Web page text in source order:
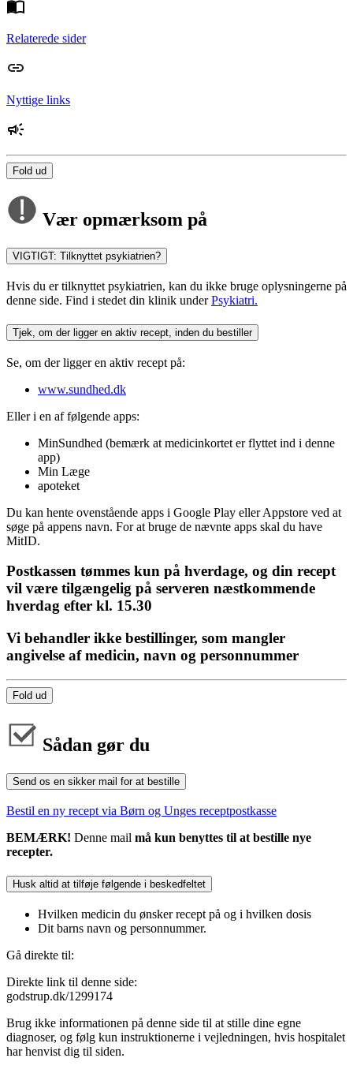
Relaterede sider
Nyttige links
Fold ud
Vær opmærksom på
VIGTIGT: Tilknyttet psykiatrien?
Hvis du er tilknyttet psykiatrien, kan du ikke bruge oplysningerne på
denne side. Find i stedet din klinik underPsykiatri.
Tjek, om der ligger en aktiv recept, inden du bestiller
Se, om der ligger en aktiv recept på:
www.sundhed.dk
Eller i en af følgende apps:
MinSundhed (bemærk at medicinkortet er flyttet ind i denne
app)
Min Læge
apoteket
Du kan hente ovenstående apps i Google Play eller Appstore ved at
søge på appens navn. For at bruge de nævnte apps skal du have
MitID.
Postkassen tømmes kun på hverdage, og din recept
vil være tilgængelig på serveren næstkommende
hverdag efter kl. 15.30
Vi behandler ikke bestillinger, som mangler
angivelse af medicin, navn og personnummer
Fold ud
Sådan gør du
Send os en sikker mail for at bestille
Bestil en ny recept via Børn og Unges receptpostkasse
BEMÆRK! Denne mail må kun benyttes til at bestille nye
recepter.
Husk altid at tilføje følgende i beskedfeltet
Hvilken medicin du ønsker recept på og i hvilken dosis
Dit barns navn og personnummer.
Gå direkte til:
Direkte link til denne side:
godstrup.dk/1299174
Brug ikke informationen på denne side til at stille dine egne
diagnoser, og følg kun instruktionerne i vejledningen, hvis hospitalet
har henvist dig til siden.